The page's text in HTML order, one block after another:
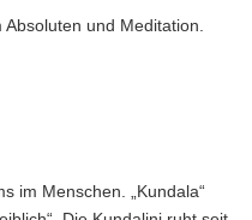
und Meditation.
im Menschen. „Kundala“